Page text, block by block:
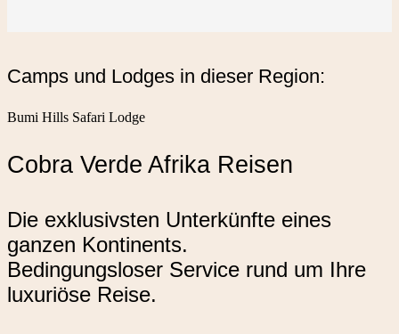
Camps und Lodges in dieser Region:
Bumi Hills Safari Lodge
Cobra Verde Afrika Reisen
Die exklusivsten Unterkünfte eines
ganzen Kontinents.
Bedingungsloser Service rund um Ihre
luxuriöse Reise.